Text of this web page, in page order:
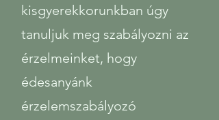
kisgyerekkorunkban úgy
tanuljuk meg szabályozni az
érzelmeinket, hogy
édesanyánk
érzelemszabályozó